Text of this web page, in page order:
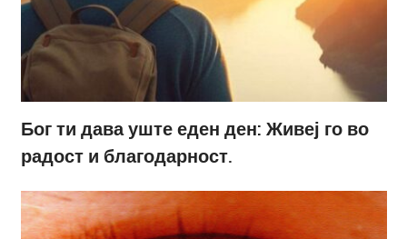
Бог ти дава уште еден ден: Живеј го во
радост и благодарност.